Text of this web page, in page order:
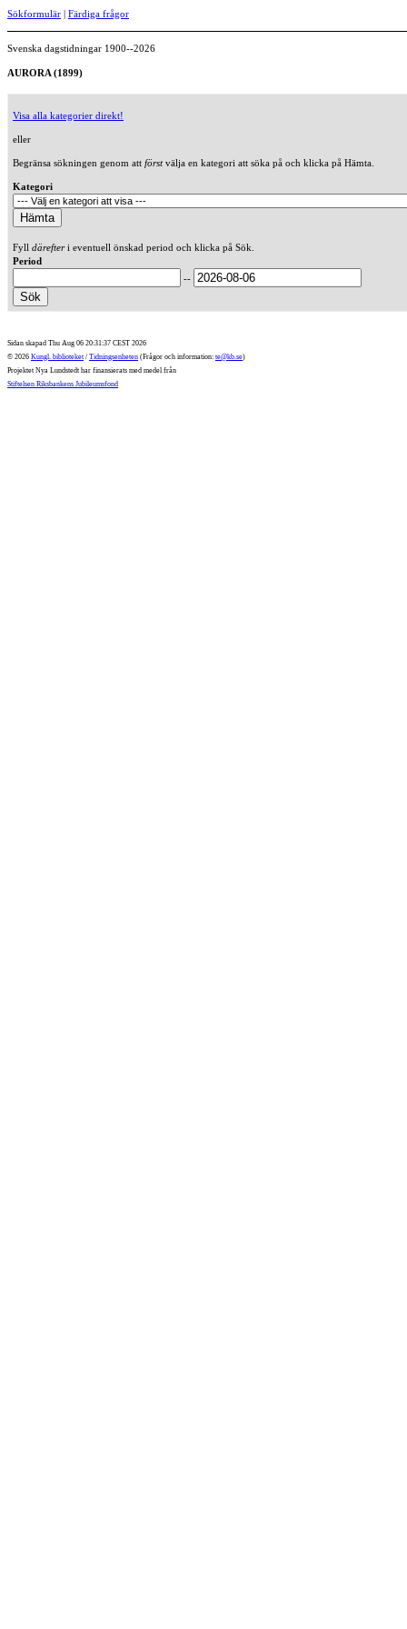
Sökformulär | Färdiga frågor
Svenska dagstidningar 1900--2026
AURORA (1899)
Visa alla kategorier direkt!
eller
Begränsa sökningen genom att förstvälja en kategori att söka på och klicka på Hämta.
Kategori
Fyll därefteri eventuell önskad period och klicka på Sök.
Period
--
Sidan skapad Thu Aug 06 20:31:37 CEST 2026
© 2026 Kungl. biblioteket / Tidningsenheten (Frågor och information: te@kb.se)
Projektet Nya Lundstedt har finansierats med medel från
Stiftelsen Riksbankens Jubileumsfond